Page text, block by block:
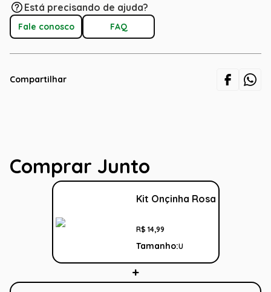
Está precisando de ajuda?
Fale conosco FAQ
Compartilhar
Comprar Junto
Kit Onçinha Rosa
R$ 14,99
Tamanho:U